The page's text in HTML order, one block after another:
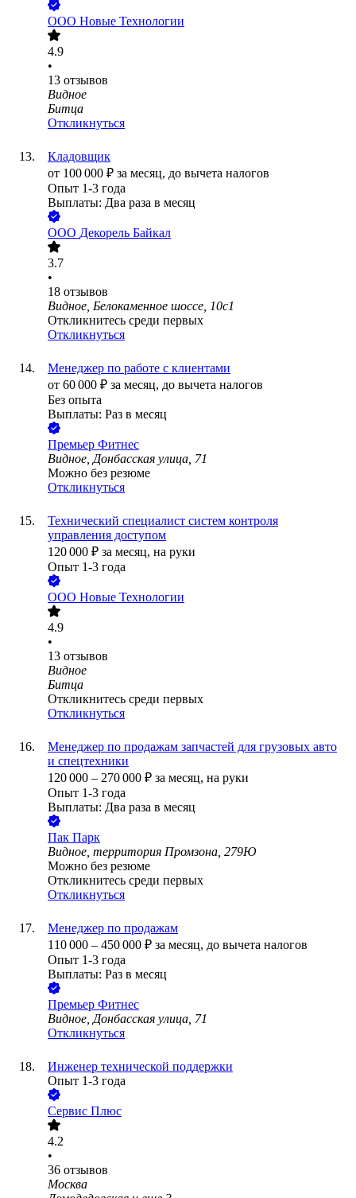
ООО Новые Технологии
4.9
•
13 отзывов
Видное
Битца
Откликнуться
Кладовщик
от 100 000 ₽ за месяц, до вычета налогов
Опыт 1-3 года
Выплаты: Два раза в месяц
ООО Декорель Байкал
3.7
•
18 отзывов
Видное, Белокаменное шоссе, 10с1
Откликнитесь среди первых
Откликнуться
Менеджер по работе с клиентами
от 60 000 ₽ за месяц, до вычета налогов
Без опыта
Выплаты: Раз в месяц
Премьер Фитнес
Видное, Донбасская улица, 71
Можно без резюме
Откликнуться
Технический специалист систем контроля
управления доступом
120 000 ₽ за месяц, на руки
Опыт 1-3 года
ООО Новые Технологии
4.9
•
13 отзывов
Видное
Битца
Откликнитесь среди первых
Откликнуться
Менеджер по продажам запчастей для грузовых авто
и спецтехники
120 000 – 270 000 ₽ за месяц, на руки
Опыт 1-3 года
Выплаты: Два раза в месяц
Пак Парк
Видное, территория Промзона, 279Ю
Можно без резюме
Откликнитесь среди первых
Откликнуться
Менеджер по продажам
110 000 – 450 000 ₽ за месяц, до вычета налогов
Опыт 1-3 года
Выплаты: Раз в месяц
Премьер Фитнес
Видное, Донбасская улица, 71
Откликнуться
Инженер технической поддержки
Опыт 1-3 года
Сервис Плюс
4.2
•
36 отзывов
Москва